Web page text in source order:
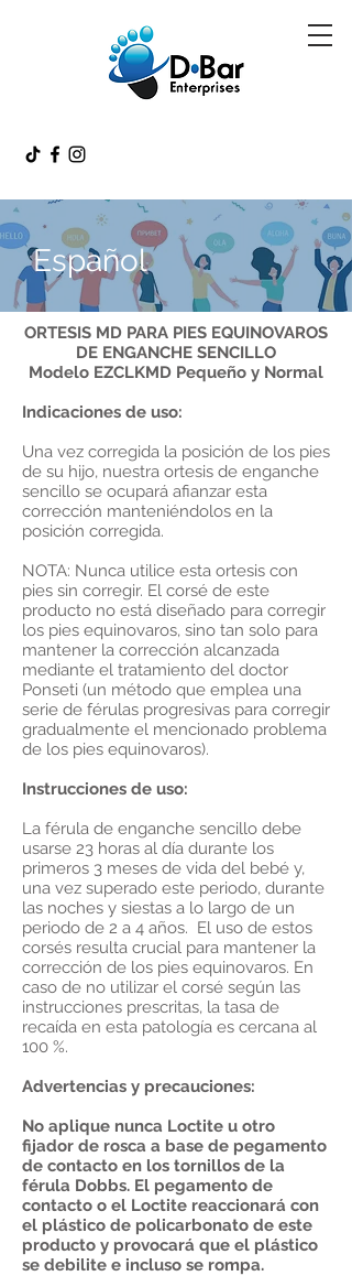
Español
ORTESIS MD PARA PIES EQUINOVAROS
DE ENGANCHE SENCILLO
Modelo EZCLKMD Pequeño y Normal
Indicaciones de uso:
Una vez corregida la posición de los pies
de su hijo, nuestra ortesis de enganche
sencillo se ocupará afianzar esta
corrección manteniéndolos en la
posición corregida.
NOTA: Nunca utilice esta ortesis con
pies sin corregir. El corsé de este
producto no está diseñado para corregir
los pies equinovaros, sino tan solo para
mantener la corrección alcanzada
mediante el tratamiento del doctor
Ponseti (un método que emplea una
serie de férulas progresivas para corregir
gradualmente el mencionado problema
de los pies equinovaros).
Instrucciones de uso:
La férula de enganche sencillo debe
usarse 23 horas al día durante los
primeros 3 meses de vida del bebé y,
una vez superado este periodo, durante
las noches y siestas a lo largo de un
periodo de 2 a 4 años. El uso de estos
corsés resulta crucial para mantener la
corrección de los pies equinovaros. En
caso de no utilizar el corsé según las
instrucciones prescritas, la tasa de
recaída en esta patología es cercana al
100 %.
Advertencias y precauciones:
No aplique nunca Loctite u otro
fijador de rosca a base de pegamento
de contacto en los tornillos de la
férula Dobbs. El pegamento de
contacto o el Loctite reaccionará con
el plástico de policarbonato de este
producto y provocará que el plástico
se debilite e incluso se rompa.